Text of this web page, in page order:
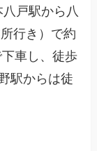
戸駅から八
行き）で約
車し、徒歩
駅からは徒